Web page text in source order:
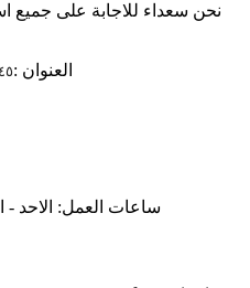
نحن سعداء للاجابة على
العنوان :١٣٤٥ كورنيش
ساعات العمل: الاحد - الخميس / 9:00